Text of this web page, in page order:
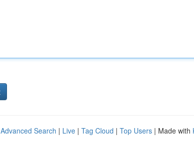
Advanced Search | Live | Tag Cloud | Top Users | Made with